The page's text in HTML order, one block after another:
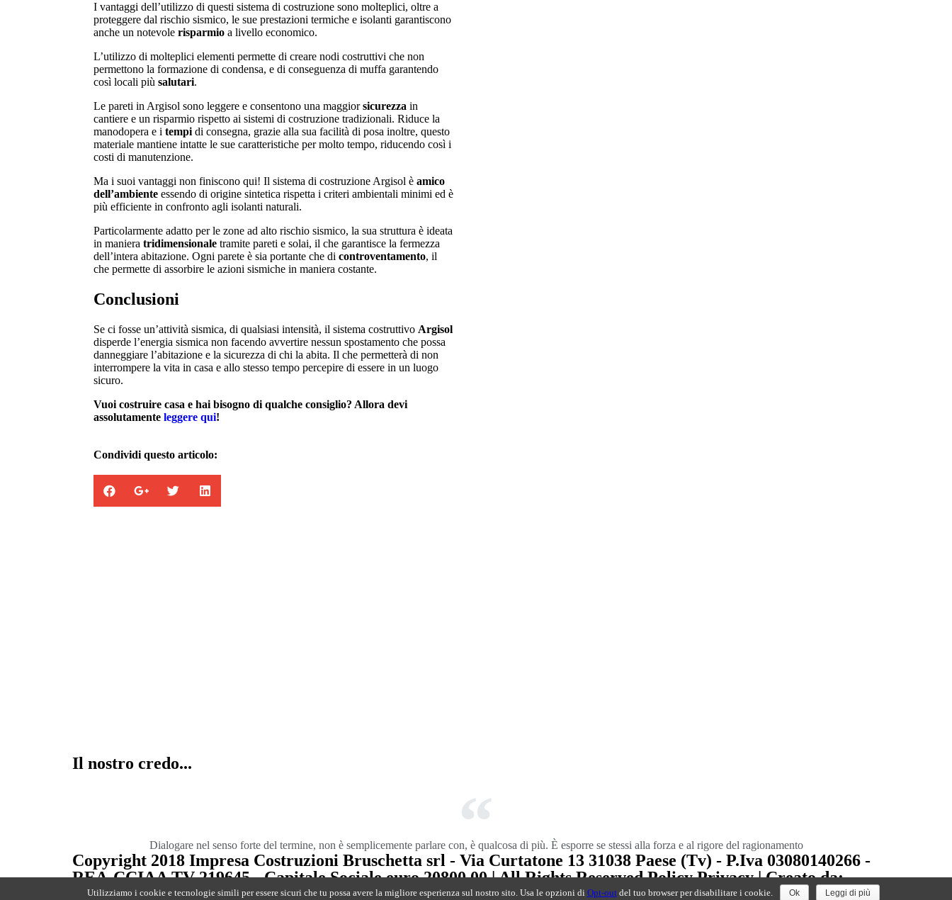
I vantaggi dell’utilizzo di questi sistema di costruzione sono molteplici, oltre a
proteggere dal rischio sismico, le sue prestazioni termiche e isolanti garantiscono
anche un notevole risparmio a livello economico.
L’utilizzo di molteplici elementi permette di creare nodi costruttivi che non
permettono la formazione di condensa, e di conseguenza di muffa garantendo
così locali più salutari.
Le pareti in Argisol sono leggere e consentono una maggiorsicurezza in
cantiere e un risparmio rispetto ai sistemi di costruzione tradizionali. Riduce la
manodopera e i tempi di consegna, grazie alla sua facilità di posa inoltre, questo
materiale mantiene intatte le sue caratteristiche per molto tempo, riducendo così i
costi di manutenzione.
Ma i suoi vantaggi non finiscono qui! Il sistema di costruzione Argisol è amico
dell’ambiente essendo di origine sintetica rispetta i criteri ambientali minimi ed è
più efficiente in confronto agli isolanti naturali.
Particolarmente adatto per le zone ad alto rischio sismico, la sua struttura è ideata
in maniera tridimensionale tramite pareti e solai, il che garantisce la fermezza
dell’intera abitazione. Ogni parete è sia portante che di controventamento, il
che permette di assorbire le azioni sismiche in maniera costante.
Conclusioni
Se ci fosse un’attività sismica, di qualsiasi intensità, il sistema costruttivo Argisol
disperde l’energia sismica non facendo avvertire nessun spostamento che possa
danneggiare l’abitazione e la sicurezza di chi la abita. Il che permetterà di non
interrompere la vita in casa e allo stesso tempo percepire di essere in un luogo
sicuro.
Vuoi costruire casa e hai bisogno di qualche consiglio? Allora devi
assolutamente leggere qui!
Condividi questo articolo:
Il nostro credo...
Dialogare nel senso forte del termine, non è semplicemente parlare con, è qualcosa di più. È esporre se stessi alla forza e al rigore del ragionamento
Copyright 2018 Impresa Costruzioni Bruschetta srl - Via Curtatone 13 31038 Paese (Tv) - P.Iva 03080140266 -
REA-CCIAA TV 219645 - Capitale Sociale euro 20800,00 | All Rights Reserved Policy Privacy | Creato da:
Bruce Design
Utilizziamo i cookie e tecnologie simili per essere sicuri che tu possa avere la migliore esperienza sul nostro sito. Usa le opzioni di Opt-outdel tuo browser per disabilitare i cookie. Ok Leggi di più